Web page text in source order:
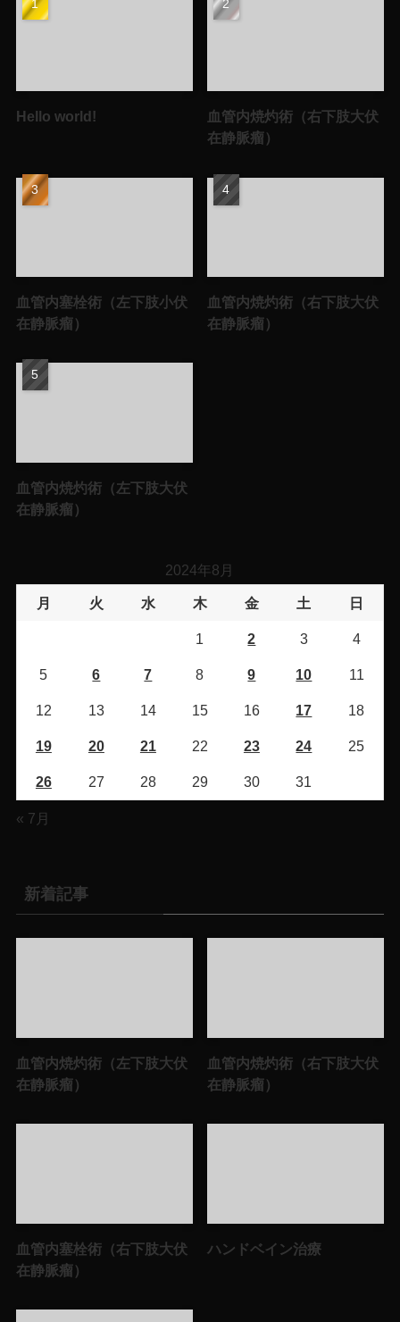
Hello world!
血管内焼灼術（右下肢大伏
在静脈瘤）
血管内塞栓術（左下肢小伏
在静脈瘤）
血管内焼灼術（右下肢大伏
在静脈瘤）
血管内焼灼術（左下肢大伏
在静脈瘤）
2024年8月
月 火 水 木 金 土 日
1 2 3 4
5 6 7 8 9 10 11
12 13 14 15 16 17 18
19 20 21 22 23 24 25
26 27 28 29 30 31
« 7月
新着記事
血管内焼灼術（左下肢大伏
在静脈瘤）
血管内焼灼術（右下肢大伏
在静脈瘤）
血管内塞栓術（右下肢大伏
在静脈瘤）
ハンドベイン治療